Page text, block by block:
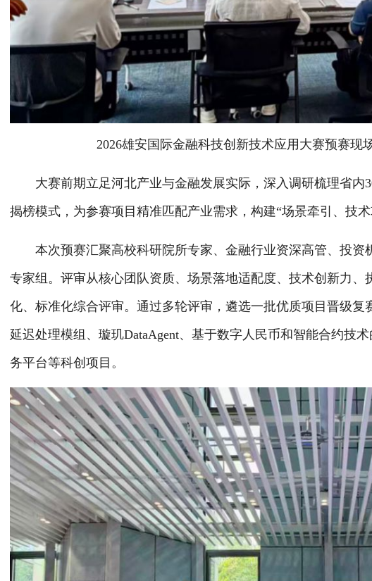
2026雄安国际金融科技创新技术应用大赛预赛现
大赛前期立足河北产业与金融发展实际，深入调研梳理省内
揭榜模式，为参赛项目精准匹配产业需求，构建“场景牵引、技术
本次预赛汇聚高校科研院所专家、金融行业资深高管、投资
专家组。评审从核心团队资质、场景落地适配度、技术创新力
化、标准化综合评审。通过多轮评审，遴选一批优质项目晋级
延迟处理模组、璇玑DataAgent、基于数字人民币和智能合约技
务平台等科创项目。